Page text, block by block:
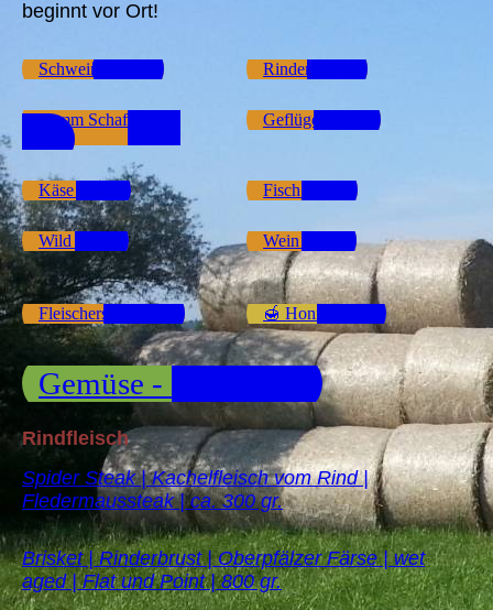
beginnt vor Ort!
Schweine Shop Rinder Shop
Lamm Schaf Ziegen
Geflügel Shop
Käse Shop Fisch Shop
Wild Shop Wein Shop
Fleischersatz Shop 🍯 Honig Shop
Gemüse - Obst Shop
Rindfleisch
Spider Steak | Kachelfleisch vom Rind |
Fledermaussteak | ca. 300 gr.
Brisket | Rinderbrust | Oberpfälzer Färse | wet
aged | Flat und Point | 800 gr.